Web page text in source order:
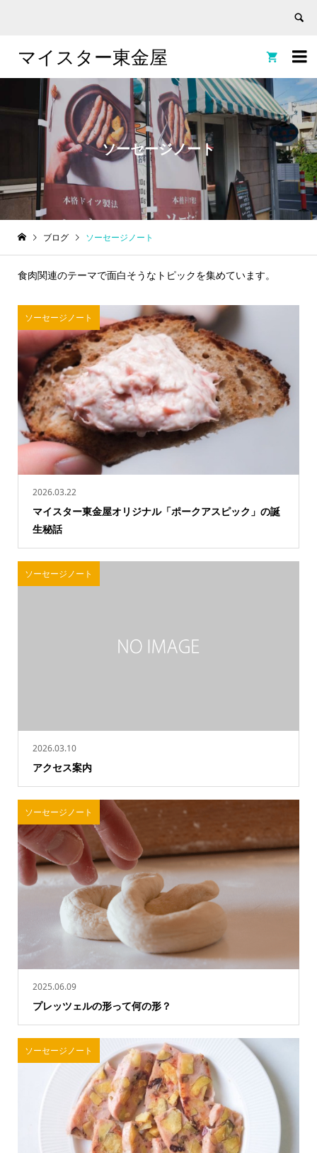

マイスター東金屋 
ソーセージノート
ブログ ソーセージノート
食肉関連のテーマで面白そうなトピックを集めています。
2026.03.22
マイスター東金屋オリジナル「ポークアスピック」の誕
生秘話
ソーセージノート
2026.03.10
アクセス案内
ソーセージノート
2025.06.09
プレッツェルの形って何の形？
ソーセージノート
ソーセージノート